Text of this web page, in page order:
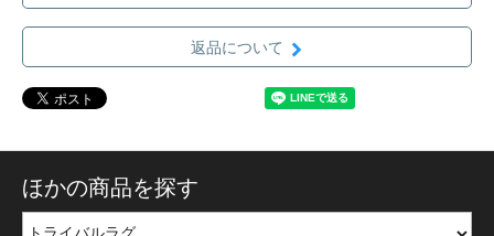
返品について
ほかの商品を探す